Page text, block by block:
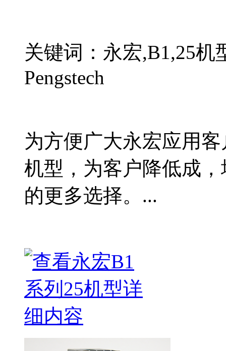
关键词：永宏,B1,25机
Pengstech
为方便广大永宏应用
机型，为客户降低成
的更多选择。...